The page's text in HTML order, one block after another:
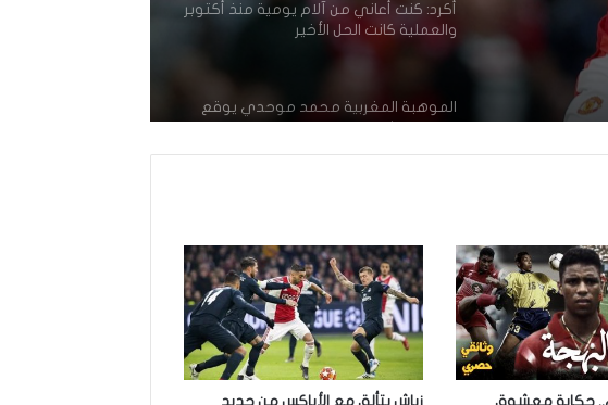
الموهبة المغربية محمد موحدي يوقع
لنادي قادش الإسباني ويتطلع للعب
أسامة طنان يبرز ضمن قائمة نجوم كبار
معما ضمن اهتمامات فريقان إنجليزيان
رقم مميز جديد لحكيمي في دوري أبطال
أوروبا
حكاية معشوق زياش يتألق مع الأياكس من جديد